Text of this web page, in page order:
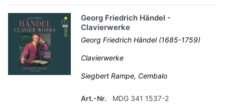
Georg Friedrich Händel -
Clavierwerke
Georg Friedrich Händel (1685-1759)
Clavierwerke
Siegbert Rampe, Cembalo
Art.-Nr. MDG 341 1537-2